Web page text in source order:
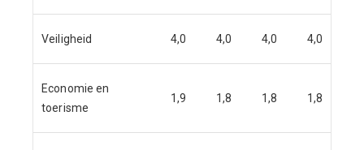
Veiligheid 4,0 4,0 4,0 4,0
Economie en
toerisme
1,9 1,8 1,8 1,8